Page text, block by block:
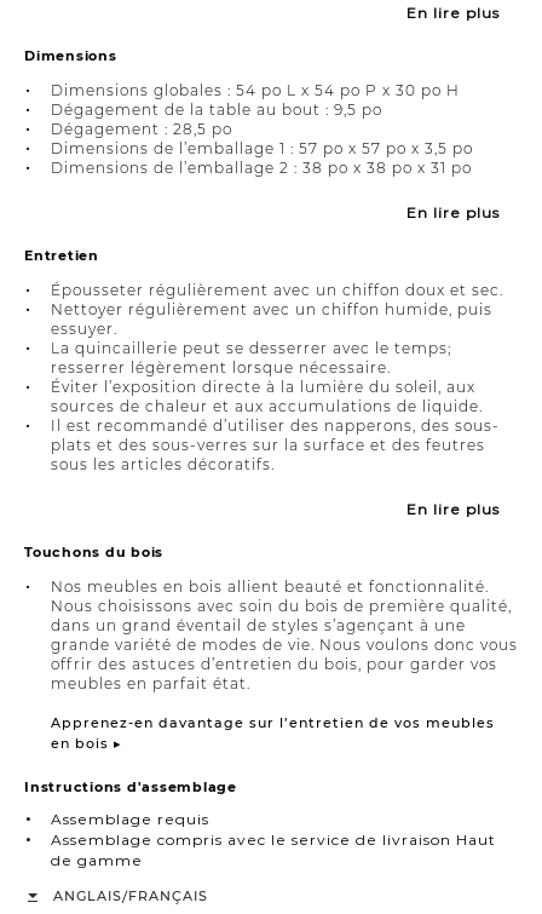
En lire plus
Dimensions
Dimensions globales : 54 po L x 54 po P x 30 po H
Dégagement de la table au bout : 9,5 po
Dégagement : 28,5 po
Dimensions de l’emballage 1 : 57 po x 57 po x 3,5 po
Dimensions de l’emballage 2 : 38 po x 38 po x 31 po
En lire plus
Entretien
Épousseter régulièrement avec un chiffon doux et sec.
Nettoyer régulièrement avec un chiffon humide, puis
essuyer.
La quincaillerie peut se desserrer avec le temps;
resserrer légèrement lorsque nécessaire.
Éviter l’exposition directe à la lumière du soleil, aux
sources de chaleur et aux accumulations de liquide.
Il est recommandé d’utiliser des napperons, des sous-
plats et des sous-verres sur la surface et des feutres
sous les articles décoratifs.
En lire plus
Touchons du bois
Nos meubles en bois allient beauté et fonctionnalité.
Nous choisissons avec soin du bois de première qualité,
dans un grand éventail de styles s’agençant à une
grande variété de modes de vie. Nous voulons donc vous
offrir des astuces d’entretien du bois, pour garder vos
meubles en parfait état.
Apprenez-en davantage sur l’entretien de vos meubles
en bois ▸
Instructions d'assemblage
Assemblage requis
Assemblage compris avec le service de livraison Haut
de gamme
ANGLAIS/FRANÇAIS